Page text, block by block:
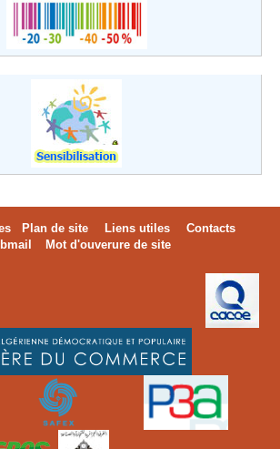
Plan de site Liens utiles
Contacts
Mot d'ouverure de site